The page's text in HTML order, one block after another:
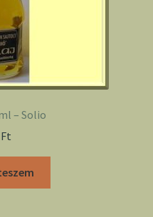
– Solio
Ft